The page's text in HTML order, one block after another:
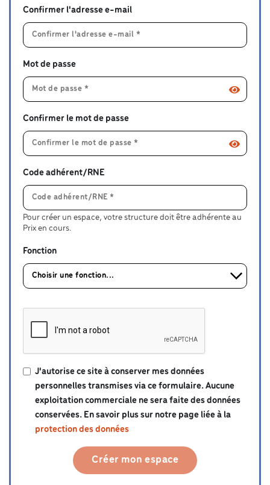
Confirmer l'adresse e-mail
Mot de passe
Confirmer le mot de passe
Code adhérent/RNE
Pour créer un espace, votre structure doit être adhérente au
Prix en cours.
Fonction
J'autorise ce site à conserver mes données
personnelles transmises via ce formulaire. Aucune
exploitation commerciale ne sera faite des données
conservées. En savoir plus sur notre page liée à la
protection des données
Créer mon espace